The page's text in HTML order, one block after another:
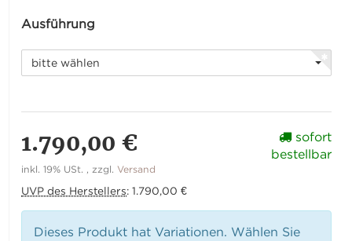
Ausführung
bitte wählen
1.790,00 €
inkl. 19% USt. , zzgl.Versand
UVP des Herstellers:1.790,00 €
sofort
bestellbar
Dieses Produkt hat Variationen. Wählen Sie